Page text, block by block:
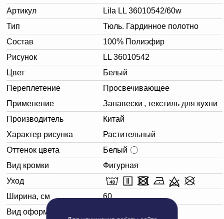
Артикул
Lila LL 36010542/60w
Тип
Тюль. Гардинное полотно
Состав
100% Полиэфир
Рисунок
LL 36010542
Цвет
Белый
Переплетение
Просвечивающее
Применение
Занавески , текстиль для кухни
Производитель
Китай
Характер рисунка
Растительный
Оттенок цвета
Белый
Вид кромки
Фигурная
Уход
Ширина, см
60
Вид оформления